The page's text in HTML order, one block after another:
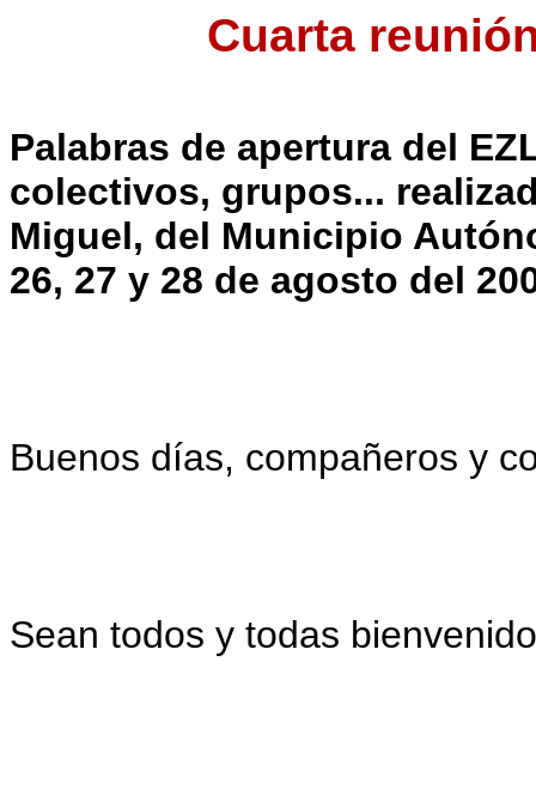
Cuarta
Palabras de apertura del
colectivos, grupos...
Miguel, del Municipio
26, 27 y 28 de agosto del
Buenos días, compañeros y
Sean todos y todas